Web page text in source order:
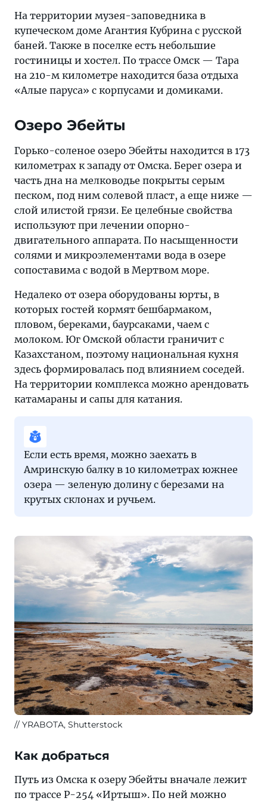
На территории музея-заповедника в
купеческом доме Агантия Кубрина с русской
баней. Также в поселке есть небольшие
гостиницы и хостел. По трассе Омск — Тара
на 210-м километре находится база отдыха
«Алые паруса» с корпусами и домиками.
Озеро Эбейты
Горько-соленое озеро Эбейты находится в 173
километрах к западу от Омска. Берег озера и
часть дна на мелководье покрыты серым
песком, под ним солевой пласт, а еще ниже —
слой илистой грязи. Ее целебные свойства
используют при лечении опорно-
двигательного аппарата. По насыщенности
солями и микроэлементами вода в озере
сопоставима с водой в Мертвом море.
Недалеко от озера оборудованы юрты, в
которых гостей кормят бешбармаком,
пловом, береками, баурсаками, чаем с
молоком. Юг Омской области граничит с
Казахстаном, поэтому национальная кухня
здесь формировалась под влиянием соседей.
На территории комплекса можно арендовать
катамараны и сапы для катания.
Если есть время, можно заехать в
Амринскую балку в 10 километрах южнее
озера — зеленую долину с березами на
крутых склонах и ручьем.
YRABOTA, Shutterstock
Как добраться
Путь из Омска к озеру Эбейты вначале лежит
по трассе Р-254 «Иртыш». По ней можно